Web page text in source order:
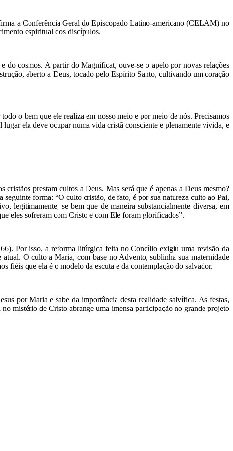
a Conferência Geral do Episcopado Latino-americano (CELAM) no
espiritual dos discípulos.
do cosmos. A partir do Magnificat, ouve-se o apelo por novas relações
aberto a Deus, tocado pelo Espírito Santo, cultivando um coração
o bem que ele realiza em nosso meio e por meio de nós. Precisamos
ela deve ocupar numa vida cristã consciente e plenamente vivida, e
prestam cultos a Deus. Mas será que é apenas a Deus mesmo?
forma: “O culto cristão, de fato, é por sua natureza culto ao Pai,
legitimamente, se bem que de maneira substancialmente diversa, em
eles sofreram com Cristo e com Ele foram glorificados”.
Por isso, a reforma litúrgica feita no Concílio exigiu uma revisão da
O culto a Maria, com base no Advento, sublinha sua maternidade
fiéis que ela é o modelo da escuta e da contemplação do salvador.
por Maria e sabe da importância desta realidade salvífica. As festas,
mistério de Cristo abrange uma imensa participação no grande projeto